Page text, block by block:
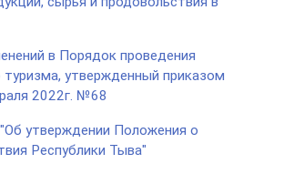
в Порядок проведения
туризма, утвержденный приказом
2022г. №68
утверждении Положения о
Республики Тыва"